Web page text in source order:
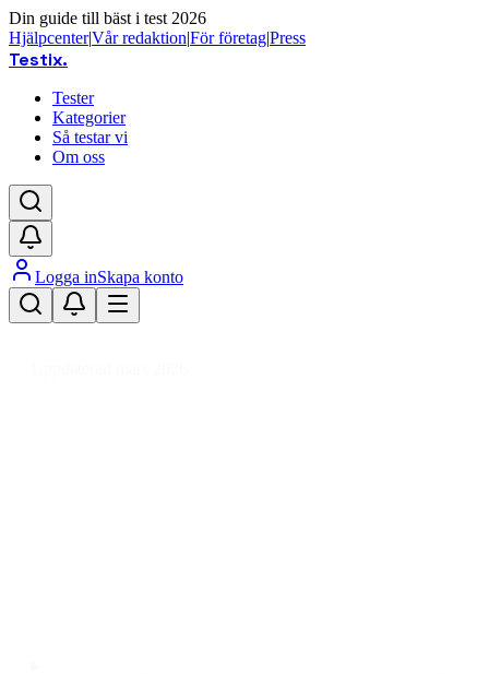
Din guide till bäst i test 2026
Hjälpcenter|Vår redaktion|För företag|Press
Testix.
Tester
Kategorier
Så testar vi
Om oss
Logga inSkapa konto